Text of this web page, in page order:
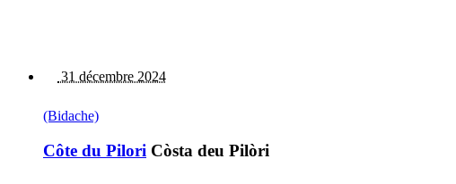
31 décembre 2024
(Bidache)
Côte du Pilori Còsta deu Pilòri